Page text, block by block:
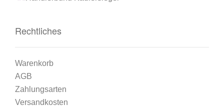
Rechtliches
Warenkorb
AGB
Zahlungsarten
Versandkosten